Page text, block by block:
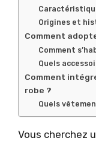
Origines et
Comment
Comment
Quels
Comment
robe ?
Quels
Vous cherchez